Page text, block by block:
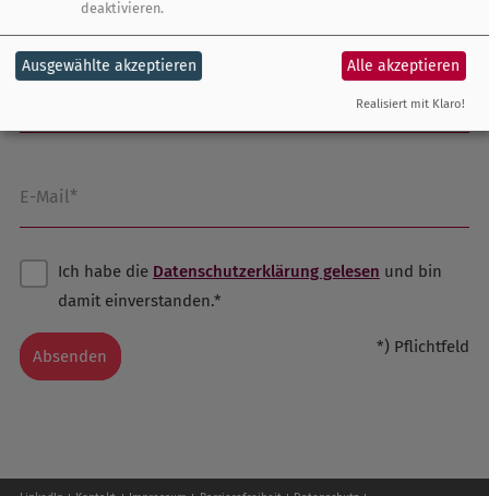
Nachname
E-Mail*
Ich habe die Datenschutzerklärung gelesen und bin
damit einverstanden.*
Absenden *) Pflichtfeld
deaktivieren.
Ausgewählte akzeptieren Alle akzeptieren
Realisiert mit Klaro!